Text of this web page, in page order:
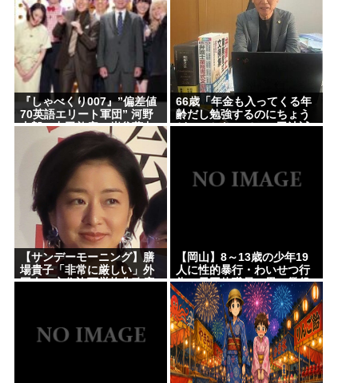
『しゃべくり007』”偏差値
70英語エリート軍団” 河野
太郎、中田敦彦、岸谷蘭丸
らが英語”お受験”事情・学
習法を徹底解説
66歳「年金も入ってくる年
齢だし勉強するのにちょう
どいいかなって」。司法試
【サンデーモーニング】膳
場貴子「非常に厳しい」外
国人の永住許可厳格化政府
【岡山】8～13歳の少年19
人に性的暴行・わいせつ行
為…元団体職員の男、懲役
15年「相手の未熟さにつけ
込み性欲のはけ口に」